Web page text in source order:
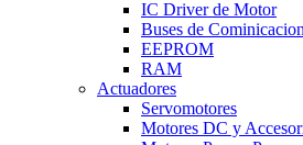
IC Driver de Motor
Buses de Cominicacion
EEPROM
RAM
Actuadores
Servomotores
Motores DC y